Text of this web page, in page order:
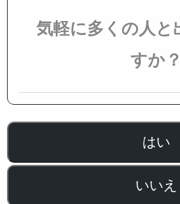
気軽に多くの人と
すか？
はい
いいえ